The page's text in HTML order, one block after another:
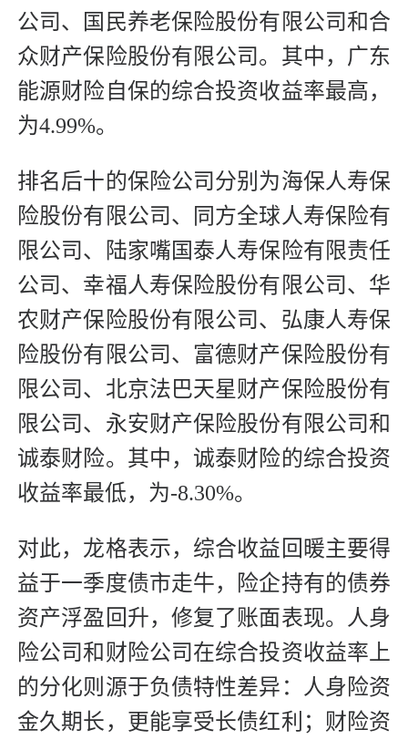
公司、国民养老保险股份有限公司和合
众财产保险股份有限公司。其中，广东
能源财险自保的综合投资收益率最高，
为4.99%。
排名后十的保险公司分别为海保人寿保
险股份有限公司、同方全球人寿保险有
限公司、陆家嘴国泰人寿保险有限责任
公司、幸福人寿保险股份有限公司、华
农财产保险股份有限公司、弘康人寿保
险股份有限公司、富德财产保险股份有
限公司、北京法巴天星财产保险股份有
限公司、永安财产保险股份有限公司和
诚泰财险。其中，诚泰财险的综合投资
收益率最低，为-8.30%。
对此，龙格表示，综合收益回暖主要得
益于一季度债市走牛，险企持有的债券
资产浮盈回升，修复了账面表现。人身
险公司和财险公司在综合投资收益率上
的分化则源于负债特性差异：人身险资
金久期长，更能享受长债红利；财险资